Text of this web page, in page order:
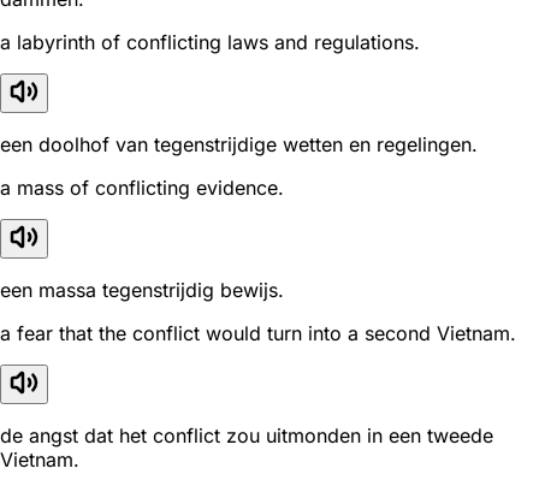
a labyrinth of conflicting laws and regulations.
een doolhof van tegenstrijdige wetten en regelingen.
a mass of conflicting evidence.
een massa tegenstrijdig bewijs.
a fear that the conflict would turn into a second Vietnam.
de angst dat het conflict zou uitmonden in een tweede
Vietnam.